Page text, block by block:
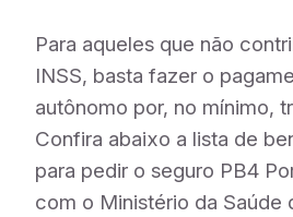
Para aqueles que não
INSS, basta fazer o
autônomo por, no mínimo,
Confira abaixo a lista de
para pedir o seguro PB4
com o Ministério da Saúde